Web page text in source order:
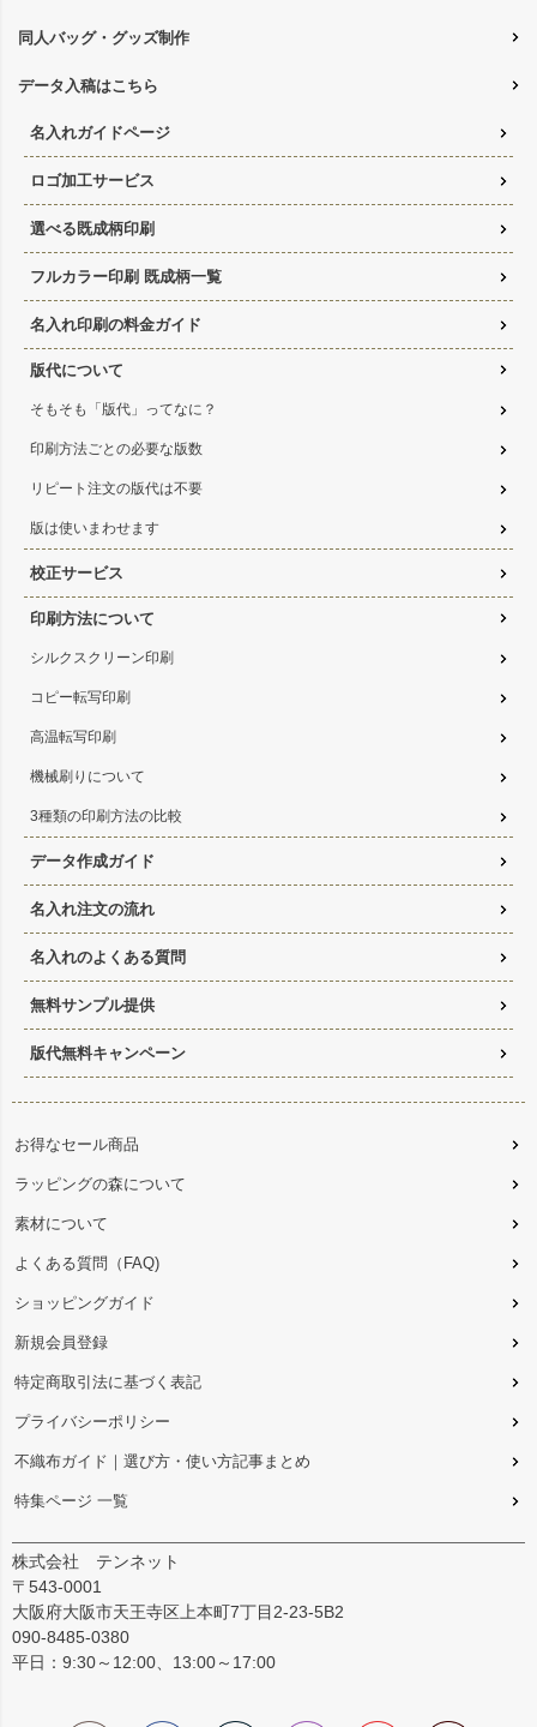
同人バッグ・グッズ制作
データ入稿はこちら
名入れガイドページ
ロゴ加工サービス
選べる既成柄印刷
フルカラー印刷 既成柄一覧
名入れ印刷の料金ガイド
版代について
そもそも「版代」ってなに？
印刷方法ごとの必要な版数
リピート注文の版代は不要
版は使いまわせます
校正サービス
印刷方法について
シルクスクリーン印刷
コピー転写印刷
高温転写印刷
機械刷りについて
3種類の印刷方法の比較
データ作成ガイド
名入れ注文の流れ
名入れのよくある質問
無料サンプル提供
版代無料キャンペーン
お得なセール商品
ラッピングの森について
素材について
よくある質問（FAQ)
ショッピングガイド
新規会員登録
特定商取引法に基づく表記
プライバシーポリシー
不織布ガイド｜選び方・使い方記事まとめ
特集ページ 一覧
株式会社 テンネット
〒543-0001
大阪府大阪市天王寺区上本町7丁目2-23-5B2
090-8485-0380
平日：9:30～12:00、13:00～17:00